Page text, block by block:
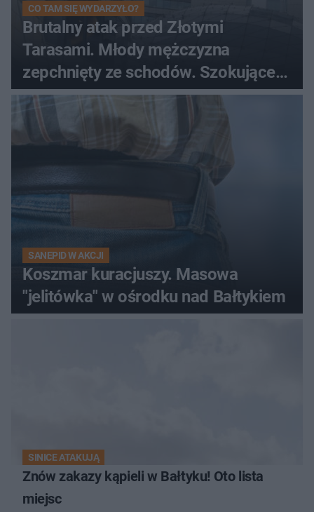
CO TAM SIĘ WYDARZYŁO?
Brutalny atak przed Złotymi
Tarasami. Młody mężczyzna
zepchnięty ze schodów. Szokujące
nagranie krąży po sieci
SANEPID W AKCJI
Koszmar kuracjuszy. Masowa
"jelitówka" w ośrodku nad Bałtykiem
SINICE ATAKUJĄ
Znów zakazy kąpieli w Bałtyku! Oto lista
miejsc